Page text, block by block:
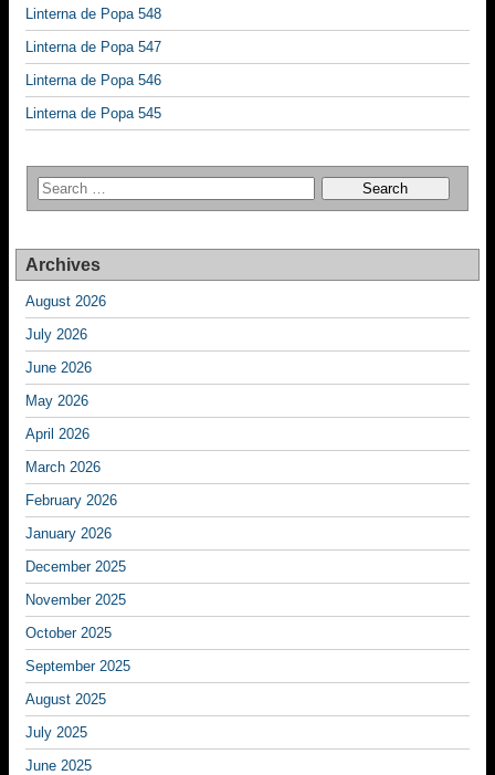
Linterna de Popa 548
Linterna de Popa 547
Linterna de Popa 546
Linterna de Popa 545
Archives
August 2026
July 2026
June 2026
May 2026
April 2026
March 2026
February 2026
January 2026
December 2025
November 2025
October 2025
September 2025
August 2025
July 2025
June 2025